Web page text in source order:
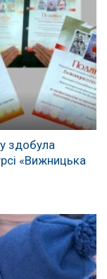
здобула
«Вижницька